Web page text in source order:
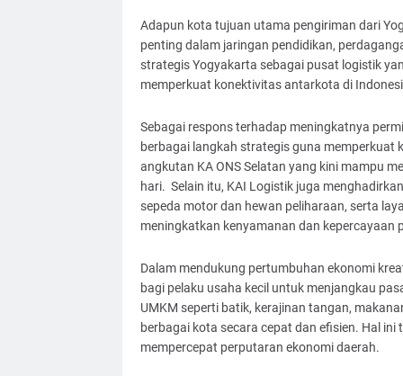
Adapun kota tujuan utama pengiriman dari
penting dalam jaringan pendidikan,
strategis Yogyakarta sebagai pusat logistik
memperkuat konektivitas antarkota di
Sebagai respons terhadap meningkatnya
berbagai langkah strategis guna memperkuat
angkutan KA ONS Selatan yang kini mampu
hari. Selain itu, KAI Logistik juga
sepeda motor dan hewan peliharaan, serta
meningkatkan kenyamanan dan kepercayaan
Dalam mendukung pertumbuhan ekonomi
bagi pelaku usaha kecil untuk menjangkau
UMKM seperti batik, kerajinan tangan,
berbagai kota secara cepat dan efisien. Hal
mempercepat perputaran ekonomi daerah.